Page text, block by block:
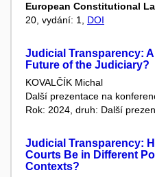
European Constitutional
20, vydání: 1, DOI
Judicial Transparency:
Future of the Judiciary?
KOVALČÍK Michal
Další prezentace na
Rok: 2024, druh: Další
Judicial Transparency:
Courts Be in Different
Contexts?